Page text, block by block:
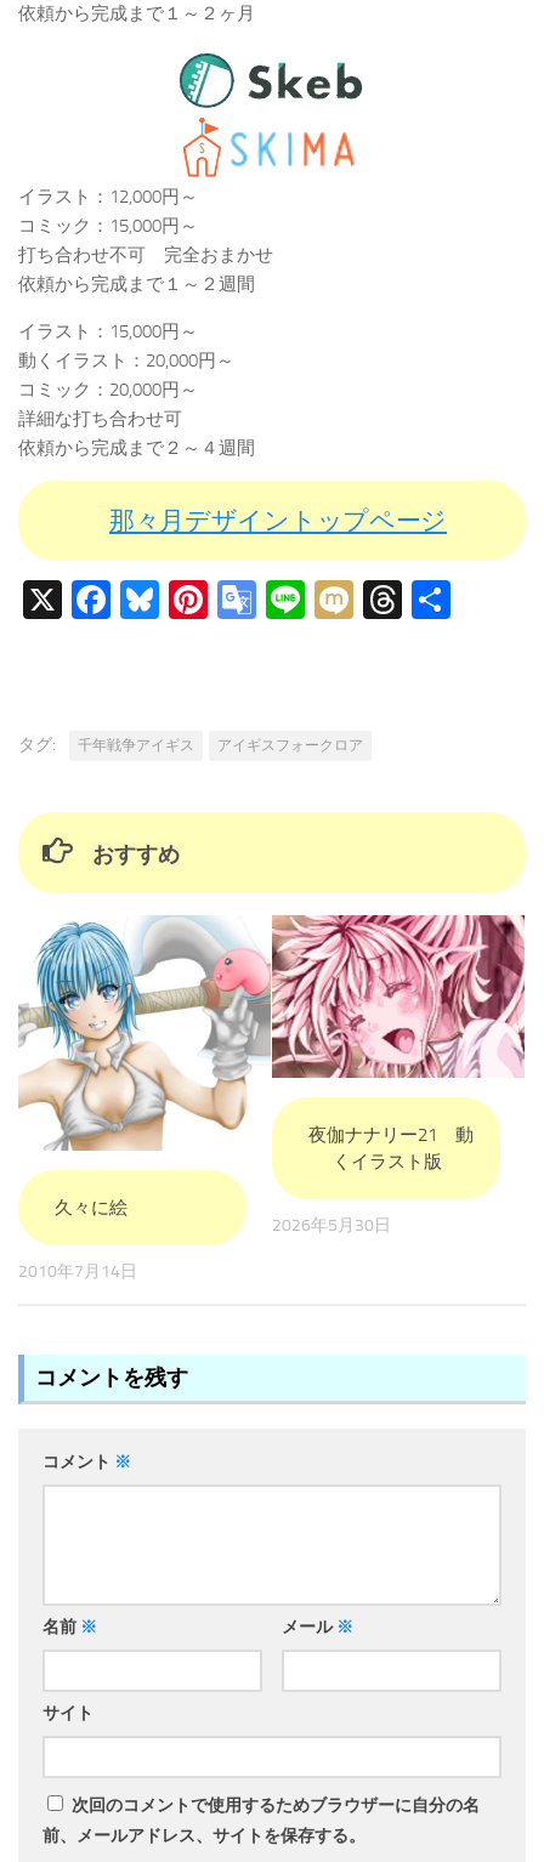
依頼から完成まで１～２ヶ月
イラスト：12,000円～
コミック：15,000円～
打ち合わせ不可 完全おまかせ
依頼から完成まで１～２週間
イラスト：15,000円～
動くイラスト：20,000円～
コミック：20,000円～
詳細な打ち合わせ可
依頼から完成まで２～４週間
那々月デザイントップページ
X Facebook
Bluesky
Pinterest
Google
LineMixiThreads
タグ: 千年戦争アイギス アイギスフォークロア
おすすめ
久々に絵
2010年7月14日
夜伽ナナリー21 動
くイラスト版
2026年5月30日
コメントを残す
コメント ※
名前 ※ メール ※
サイト
次回のコメントで使用するためブラウザーに自分の名
前、メールアドレス、サイトを保存する。